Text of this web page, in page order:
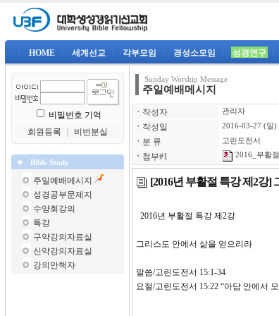
HOME 세계선교 각부모임 경성소모임 성경연구
비밀번호 기억
회원등록
비번분실
Bible Study
주일예배메시지
성경공부문제지
수양회강의
특강
구약강의자료실
신약강의자료실
강의안책자
Sunday Worship Message
주일예배메시지
ㆍ 작성자 관리자
ㆍ 작성일 2016-03-27 (일)
ㆍ 분 류 고린도전서
ㆍ 첨부#1 2016_부활
[2016년 부활절 특강 제2강]
2016년 부활절
그리스도 안에서 삶을 얻으리라
말씀/고린도전서 15:1-34
요절/고린도전서 15:22 “아담 안에서